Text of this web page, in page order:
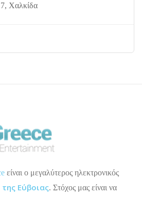
Χαλκίδα
είναι ο μεγαλύτερος ηλεκτρονικός
Εύβοιας. Στόχος μας είναι να